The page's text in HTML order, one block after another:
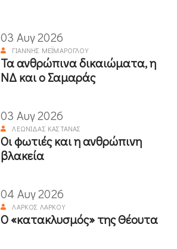
03 Αυγ 2026
ΓΙΆΝΝΗΣ ΜΕΪΜΆΡΟΓΛΟΥ
Τα ανθρώπινα δικαιώματα, η
ΝΔ και ο Σαμαράς
03 Αυγ 2026
ΛΕΩΝΊΔΑΣ ΚΑΣΤΑΝΆΣ
Οι φωτιές και η ανθρώπινη
βλακεία
04 Αυγ 2026
ΛΆΡΚΟΣ ΛΆΡΚΟΥ
Ο «κατακλυσμός» της Θέουτα